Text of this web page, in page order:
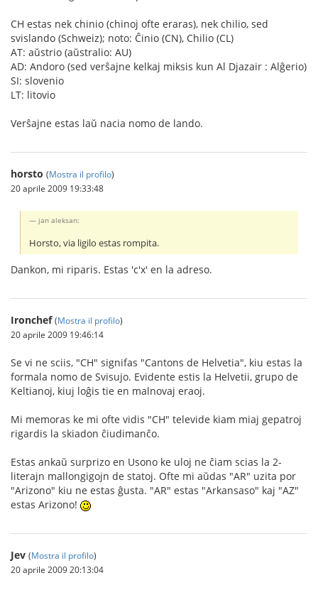
CH estas nek chinio (chinoj ofte eraras), nek chilio, sed
svislando (Schweiz); noto: Ĉinio (CN), Chilio (CL)
AT: aŭstrio (aŭstralio: AU)
AD: Andoro (sed verŝajne kelkaj miksis kun Al Djazair : Alĝerio)
SI: slovenio
LT: litovio
Verŝajne estas laŭ nacia nomo de lando.
horsto (Mostra il profilo)
20 aprile 2009 19:33:48
jan aleksan:
Horsto, via ligilo estas rompita.
Dankon, mi riparis. Estas 'c'x' en la adreso.
Ironchef (Mostra il profilo)
20 aprile 2009 19:46:14
Se vi ne sciis, "CH" signifas "Cantons de Helvetia", kiu estas la
formala nomo de Svisujo. Evidente estis la Helvetii, grupo de
Keltianoj, kiuj loĝis tie en malnovaj eraoj.
Mi memoras ke mi ofte vidis "CH" televide kiam miaj gepatroj
rigardis la skiadon ĉiudimanĉo.
Estas ankaŭ surprizo en Usono ke uloj ne ĉiam scias la 2-
literajn mallongigojn de statoj. Ofte mi aŭdas "AR" uzita por
"Arizono" kiu ne estas ĝusta. "AR" estas "Arkansaso" kaj "AZ"
estas Arizono!
Jev (Mostra il profilo)
20 aprile 2009 20:13:04